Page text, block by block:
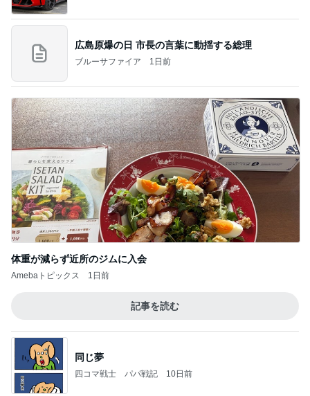
広島原爆の日 市長の言葉に動揺する総理
ブルーサファイア 1日前
体重が減らず近所のジムに入会
Amebaトピックス 1日前
記事を読む
同じ夢
四コマ戦士 パパ戦記 10日前